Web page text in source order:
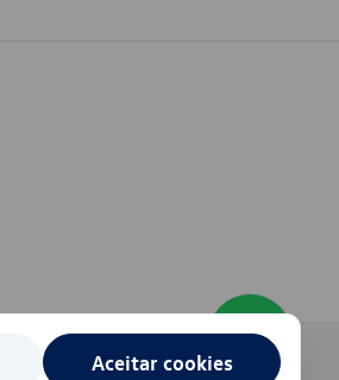
Aceitar cookies